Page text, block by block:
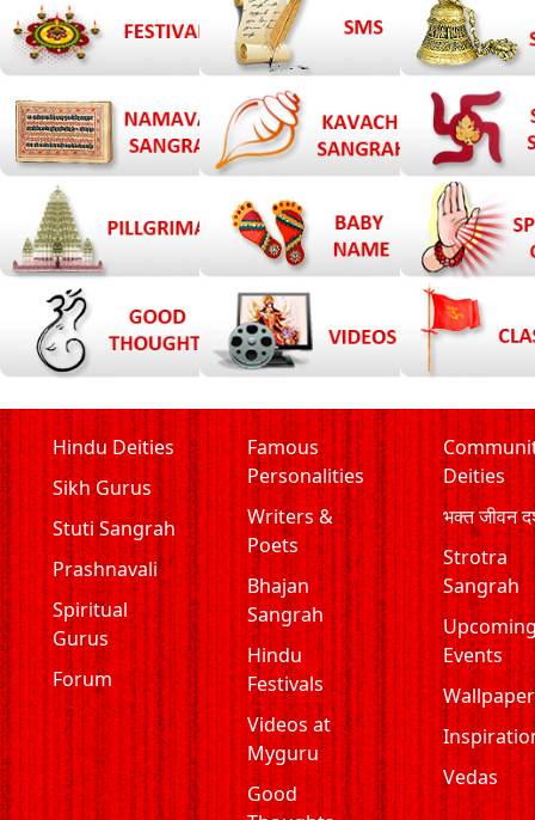
Hindu Deities
Sikh Gurus
Stuti Sangrah
Prashnavali
Spiritual
Gurus
Forum
Famous
Personalities
Writers &
Poets
Bhajan
Sangrah
Hindu
Festivals
Videos at
Myguru
Good
Deities
भक्त जीवन
Strotra
Sangrah
Events
Vedas